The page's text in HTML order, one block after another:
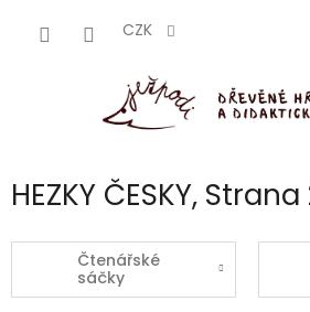
CZK
HEZKY ČESKY, Strana
Čtenářské
sáčky